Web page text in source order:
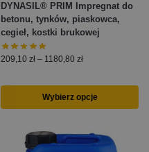
DYNASIL® PRIM Impregnat do
betonu, tynków, piaskowca,
cegieł, kostki brukowej
209,10 zł – 1180,80 zł
Wybierz opcje